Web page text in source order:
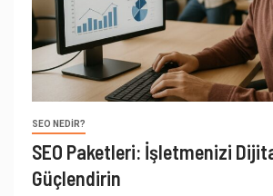
SEO NEDIR?
SEO Paketleri: İşletmenizi
Güçlendirin